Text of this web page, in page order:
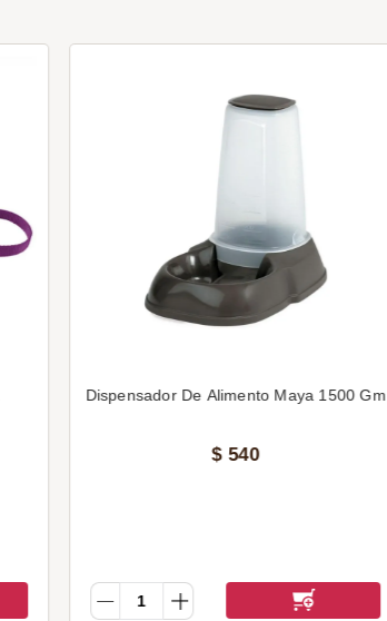
Dispensador De Alimento Maya 1500 Gm
$ 540